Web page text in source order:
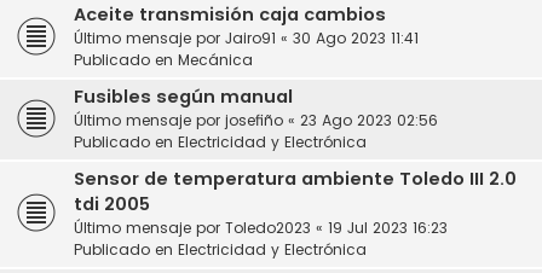
Aceite transmisión caja cambios
Último mensaje por Jairo91 « 30 Ago 2023 11:41
Publicado en Mecánica
Fusibles según manual
Último mensaje por josefiño « 23 Ago 2023 02:56
Publicado en Electricidad y Electrónica
Sensor de temperatura ambiente Toledo III 2.0
tdi 2005
Último mensaje por Toledo2023 « 19 Jul 2023 16:23
Publicado en Electricidad y Electrónica